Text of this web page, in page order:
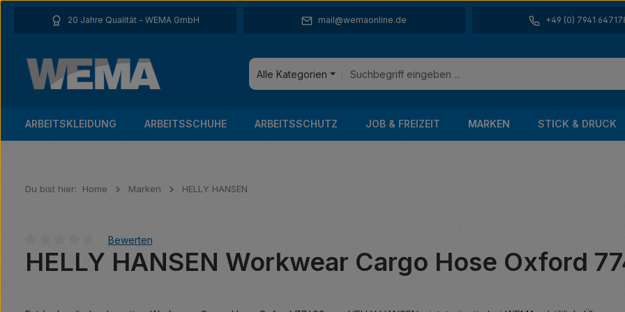
Hauptinhalt springen
Zur Suche springen
Zur Hauptnavigation springen
20 Jahre Qualität - WEMA GmbH mail@wemaonline.de +49 (0) 7941
Alle Kategorien
ARBEITSKLEIDUNG ARBEITSSCHUHE ARBEITSSCHUTZ JOB & FREIZEIT MARKEN STICK & DRUCK
Du bist hier: Home Marken HELLY HANSEN
Durchschnittliche Bewertung von 0 von 5 Sternen
Bewerten
HELLY HANSEN Workwear Cargo Hose Oxford